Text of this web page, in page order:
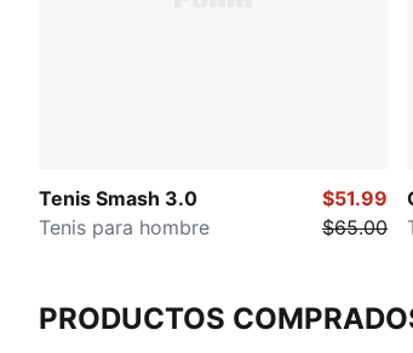
Tenis Smash 3.0
Tenis para hombre
$51.99
$65.00
PRODUCTOS